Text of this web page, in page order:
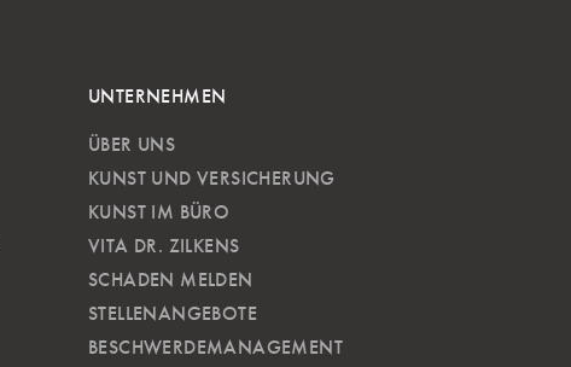
UNTERNEHMEN
ÜBER UNS
KUNST UND VERSICHERUNG
KUNST IM BÜRO
VITA DR. ZILKENS
SCHADEN MELDEN
STELLENANGEBOTE
BESCHWERDEMANAGEMENT